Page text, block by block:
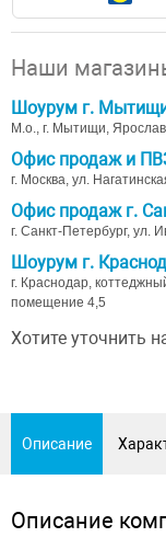
Наши
Шоурум г.
М.о., г. Мытищи,
Офис продаж и
г. Москва, ул.
Офис продаж г.
г. Санкт-Петербург, ул.
Шоурум г.
г. Краснодар,
помещение 4,5
Хотите уточнить
Описание
Описание